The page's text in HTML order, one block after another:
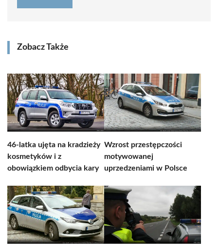
Zobacz Także
46-latka ujęta na kradzieży
kosmetyków i z
obowiązkiem odbycia kary
Wzrost przestępczości
motywowanej
uprzedzeniami w Polsce